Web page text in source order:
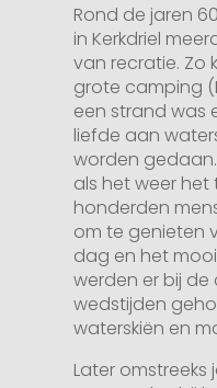
Rond de jaren
in Kerkdriel
van recratie. Zo
grote camping
een strand was
liefde aan
worden gedaan.
als het weer het
honderden
om te genieten
dag en het
werden er bij
wedstijden
waterskiën en
Later omstreeks